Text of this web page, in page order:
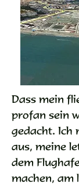
Dass mein
profan sein
gedacht. Ich
aus, meine
dem
machen, am